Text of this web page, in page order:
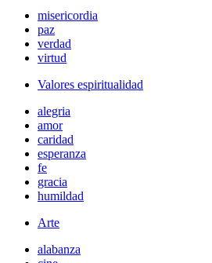
misericordia
paz
verdad
virtud
Valores espiritualidad
alegria
amor
caridad
esperanza
fe
gracia
humildad
Arte
alabanza